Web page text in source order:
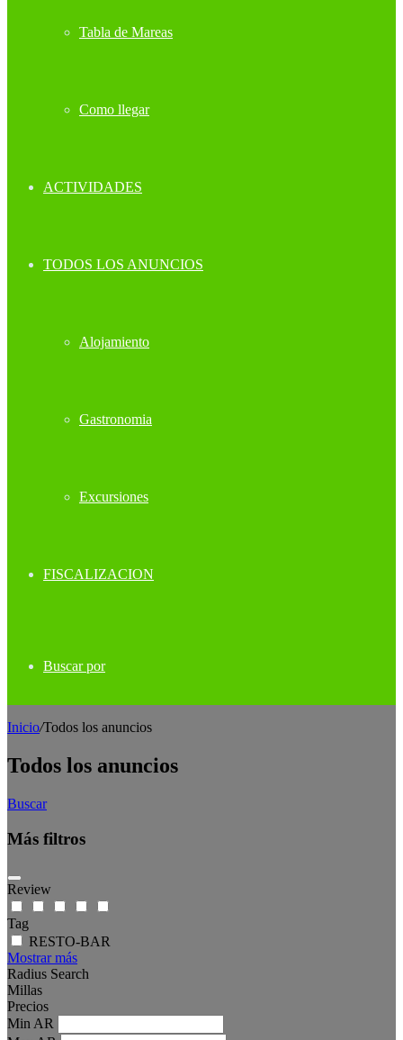
Tabla de Mareas
Como llegar
ACTIVIDADES
TODOS LOS ANUNCIOS
Alojamiento
Gastronomia
Excursiones
FISCALIZACION
Buscar por
Inicio/Todos los anuncios
Todos los anuncios
Buscar
Más filtros
Review
Tag
RESTO-BAR
Mostrar más
Radius Search
Millas
Precios
Min AR